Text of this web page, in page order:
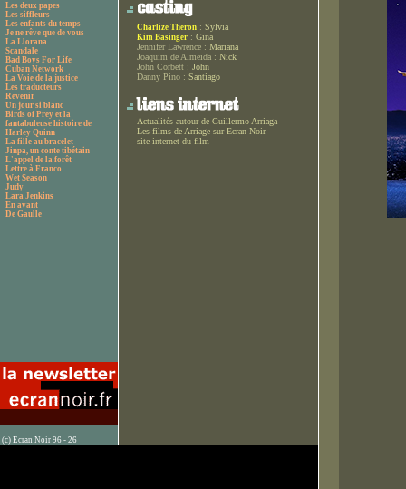
Les deux papes
Les siffleurs
Les enfants du temps
Je ne rêve que de vous
La Llorana
Scandale
Bad Boys For Life
Cuban Network
La Voie de la justice
Les traducteurs
Revenir
Un jour si blanc
Birds of Prey et la
fantabuleuse histoire de
Harley Quinn
La fille au bracelet
Jinpa, un conte tibétain
L'appel de la forêt
Lettre à Franco
Wet Season
Judy
Lara Jenkins
En avant
De Gaulle
(c) Ecran Noir 96 - 26
Charlize Theron : Sylvia
Kim Basinger : Gina
Jennifer Lawrence : Mariana
Joaquim de Almeida : Nick
John Corbett : John
Danny Pino : Santiago
Actualités autour de Guillermo Arriaga
Les films de Arriage sur Ecran Noir
site internet du film